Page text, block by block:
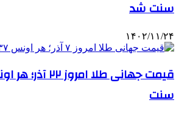
سنت شد
۱۴۰۲/۱۱/۲۴
سنت